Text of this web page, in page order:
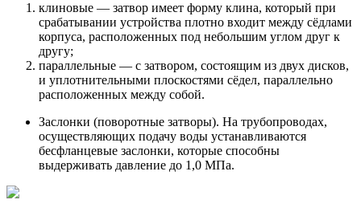
клиновые — затвор имеет форму клина, который при
срабатывании устройства плотно входит между сёдлами
корпуса, расположенных под небольшим углом друг к
другу;
параллельные — с затвором, состоящим из двух дисков,
и уплотнительными плоскостями сёдел, параллельно
расположенных между собой.
Заслонки (поворотные затворы). На трубопроводах,
осуществляющих подачу воды устанавливаются
бесфланцевые заслонки, которые способны
выдерживать давление до 1,0 МПа.